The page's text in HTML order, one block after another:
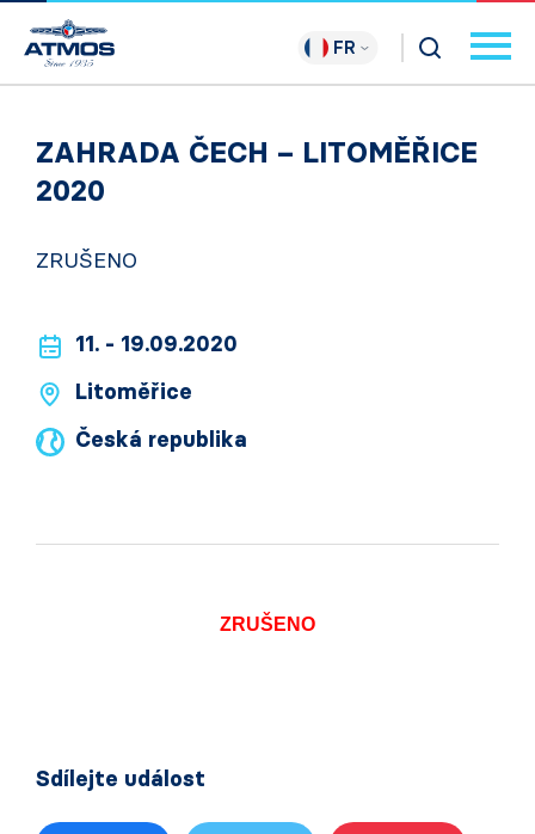
FR
ZAHRADA ČECH – LITOMĚŘICE
2020
ZRUŠENO
11. - 19.09.2020
Litoměřice
Česká republika
ZRUŠENO
Sdílejte událost